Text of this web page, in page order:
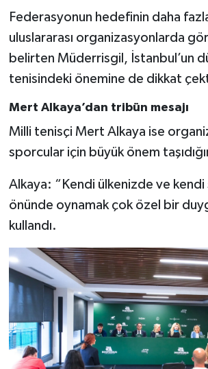
Federasyonun hedefinin daha
uluslararası organizasyonlarda
belirten Müderrisgil, İstanbul’un
tenisindeki önemine de dikkat
Mert Alkaya’dan tribün mesajı
Milli tenisçi Mert Alkaya ise
sporcular için büyük önem
Alkaya: “Kendi ülkenizde ve kendi
önünde oynamak çok özel bir
kullandı.